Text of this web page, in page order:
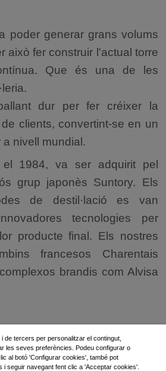
poder generar grans volums
això fer construir l'actual torre
Que és una de les
dur per fer créixer la
clients, convertint-se en un
nivell mundial.
1984, va ser adquirit pel
grup japonès Suntory. Els
de destil·lació es van
tecnologies per
producte final. Els nostres
francesos Charentais
brandis com Alvisa
de tercers per personalitzar el contingut,
les seves preferències. Podeu configurar o
al botó 'Configurar cookies', també pot
i seguir navegant fent clic a 'Acceptar cookies'.